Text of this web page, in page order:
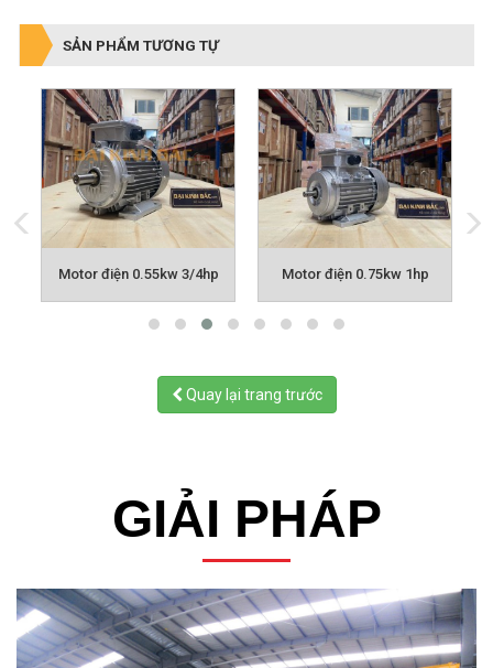
Motor điện 0.55kw 3/4hp Motor điện 0.75kw 1hp
GIẢI PHÁP